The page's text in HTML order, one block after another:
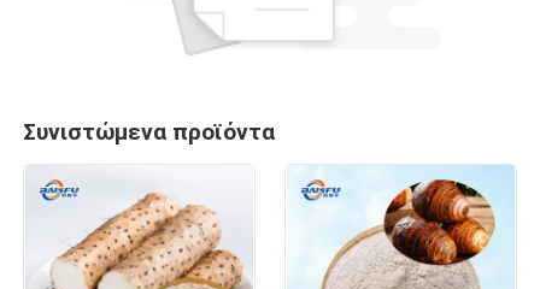
Συνιστώμενα προϊόντα